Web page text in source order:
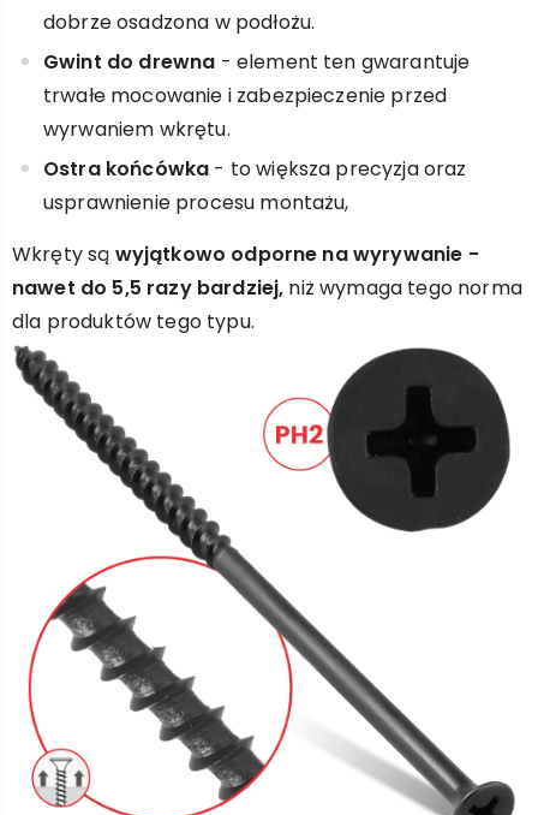
dobrze osadzona w podłożu.
Gwint do drewna - element ten gwarantuje
trwałe mocowanie i zabezpieczenie przed
wyrwaniem wkrętu.
Ostra końcówka - to większa precyzja oraz
usprawnienie procesu montażu,
Wkręty są wyjątkowo odporne na wyrywanie -
nawet do 5,5 razy bardziej, niż wymaga tego norma
dla produktów tego typu.